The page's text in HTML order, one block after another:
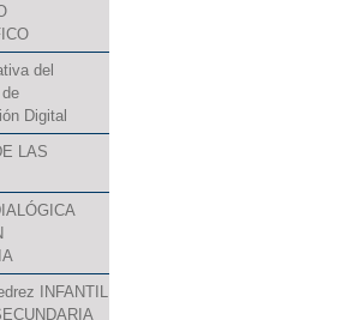
del
Digital
LAS
INFANTIL